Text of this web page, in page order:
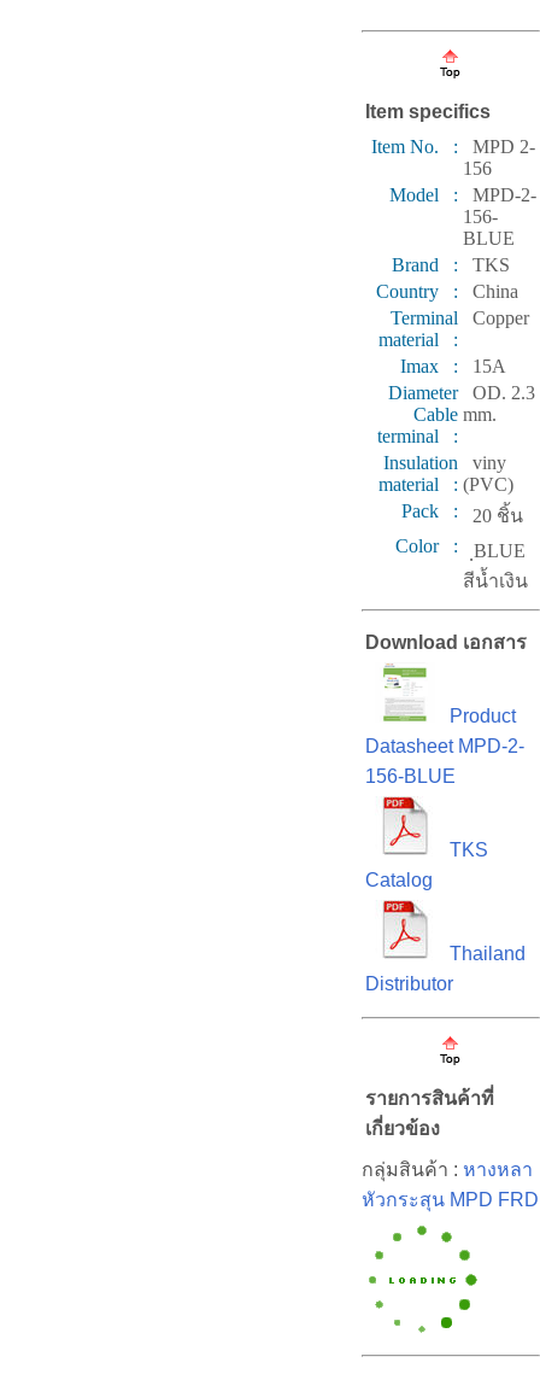
Item specifics
Item No. :
MPD 2-
156
Model :
MPD-2-
156-
BLUE
Brand :
TKS
Country :
China
Terminal
material :
Copper
Imax :
15A
Diameter
Cable
terminal :
OD. 2.3
mm.
Insulation
material :
viny
(PVC)
Pack :
20 ชิ้น
Color :
ฺBLUE
สีน้ำเงิน
Download เอกสาร
Product
Datasheet MPD-2-
156-BLUE
TKS
Catalog
Thailand
Distributor
รายการสินค้าที่
เกี่ยวข้อง
กลุ่มสินค้า : หางหลา
หัวกระสุน MPD FRD